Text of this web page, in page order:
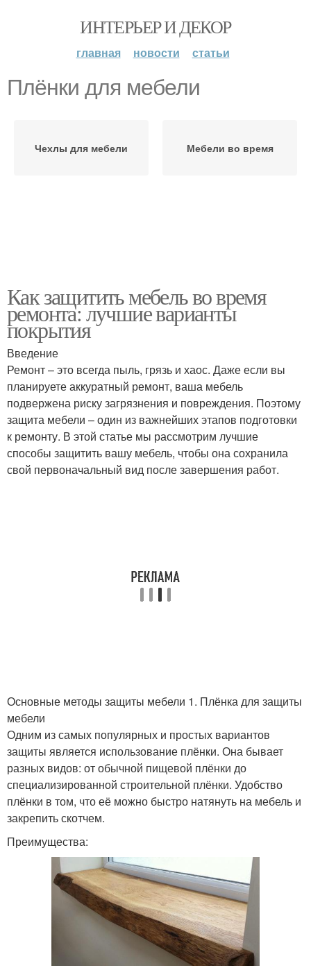
ИНТЕРЬЕР И ДЕКОР
главная новости статьи
Плёнки для мебели
Чехлы для мебели Мебели во время
Как защитить мебель во время
ремонта: лучшие варианты
покрытия
Введение
Ремонт – это всегда пыль, грязь и хаос. Даже если вы
планируете аккуратный ремонт, ваша мебель
подвержена риску загрязнения и повреждения. Поэтому
защита мебели – один из важнейших этапов подготовки
к ремонту. В этой статье мы рассмотрим лучшие
способы защитить вашу мебель, чтобы она сохранила
свой первоначальный вид после завершения работ.
Основные методы защиты мебели 1. Плёнка для защиты
мебели
Одним из самых популярных и простых вариантов
защиты является использование плёнки. Она бывает
разных видов: от обычной пищевой плёнки до
специализированной строительной плёнки. Удобство
плёнки в том, что её можно быстро натянуть на мебель и
закрепить скотчем.
Преимущества: